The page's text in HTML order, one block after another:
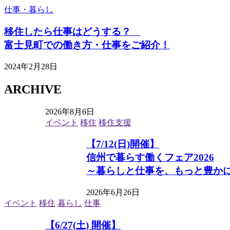
仕事・暮らし
移住したら仕事はどうする？
富士見町での働き方・仕事をご紹介！
2024年2月28日
ARCHIVE
2026年8月6日
イベント 移住 移住支援
【7/12(日)開催】
信州で暮らす働くフェア2026
～暮らしと仕事を、もっと豊か
2026年6月26日
イベント 移住 暮らし 仕事
【6/27(土) 開催】